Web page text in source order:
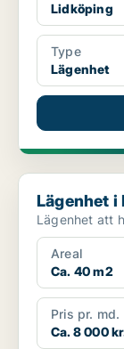
Lidköping
Type
Lägenhet
Lägenhet i
Lägenhet i
Areal
Ca. 40 m2
Pris pr. md.
Ca. 8 000